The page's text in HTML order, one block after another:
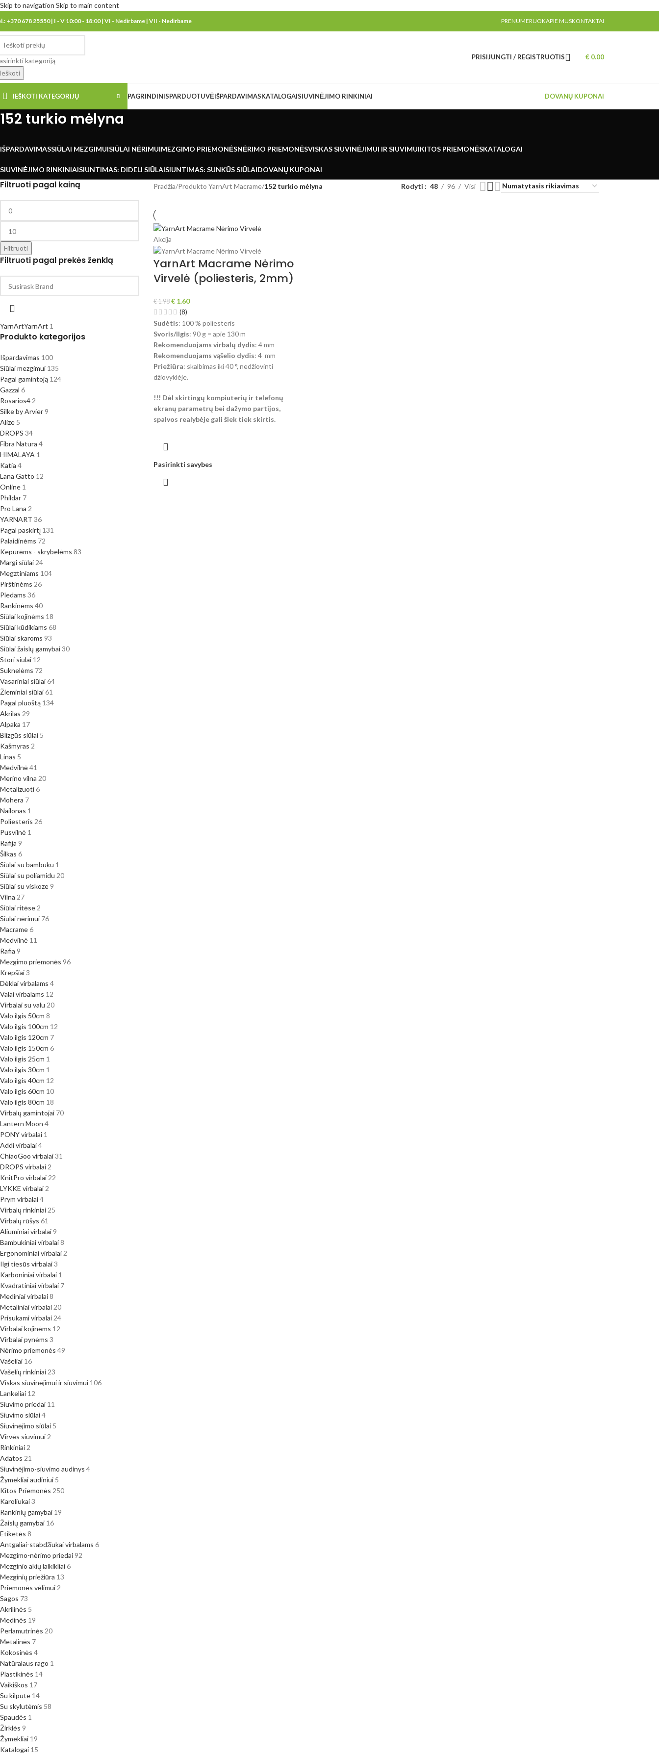
Skip to navigation Skip to main content
+370 678 25550 | I - V 10:00 - 18:00 | VI - Nedirbame | VII - Nedirbame PRENUMERUOKAPIE MUSKONTAKTAI
kategoriją
PRISIJUNGTI / REGISTRUOTIS € 0.00
IEŠKOTI KATEGORIJŲ PAGRINDINISPARDUOTUVĖIŠPARDAVIMASKATALOGAISIUVINĖJIMO RINKINIAI DOVANŲ KUPONAI
152 turkio mėlyna
IŠPARDAVIMASSIŪLAI MEZGIMUISIŪLAI NĖRIMUIMEZGIMO PRIEMONĖSNĖRIMO PRIEMONĖSVISKAS SIUVINĖJIMUI IR SIUVIMUIKITOS PRIEMONĖSKATALOGAI
SIUVINĖJIMO RINKINIAISIUNTIMAS: DIDELI SIŪLAISIUNTIMAS: SUNKŪS SIŪLAIDOVANŲ KUPONAI
Filtruoti pagal kainą
Filtruoti
Filtruoti pagal prekės ženklą
YarnArtYarnArt 1
Produkto kategorijos
Išpardavimas 100
Siūlai mezgimui 135
Pagal gamintoją 124
Gazzal 6
Rosarios4 2
Silke by Arvier 9
Alize 5
DROPS 34
Fibra Natura 4
HIMALAYA 1
Katia 4
Lana Gatto 12
Online 1
Phildar 7
Pro Lana 2
YARNART 36
Pagal paskirtį 131
Palaidinėms 72
Kepurėms - skrybelėms 83
Margi siūlai 24
Megztiniams 104
Pirštinėms 26
Pledams 36
Rankinėms 40
Siūlai kojinėms 18
Siūlai kūdikiams 68
Siūlai skaroms 93
Siūlai žaislų gamybai30
Stori siūlai 12
Suknelėms 72
Vasariniai siūlai64
Žieminiai siūlai61
Pagal pluoštą 134
Akrilas 29
Alpaka 17
Blizgūs siūlai 5
Kašmyras 2
Linas 5
Medvilnė41
Merino vilna 20
Metalizuoti6
Mohera 7
Nailonas 1
Poliesteris 26
Pusvilnė 1
Rafija 9
Šilkas 6
Siūlai su bambuku 1
Siūlai su poliamidu 20
Siūlai su viskoze 9
Vilna 27
Siūlai ritėse 2
Siūlai nėrimui 76
Macrame6
Medvilnė 11
Rafia 9
Mezgimo priemonės 96
Krepšiai3
Dėklai virbalams 4
Valai virbalams 12
Virbalai su valu 20
Valo ilgis 50cm 8
Valo ilgis 100cm 12
Valo ilgis 120cm 7
Valo ilgis 150cm 6
Valo ilgis 25cm 1
Valo ilgis 30cm 1
Valo ilgis 40cm 12
Valo ilgis 60cm 10
Valo ilgis 80cm 18
Virbalų gamintojai 70
Lantern Moon 4
PONY virbalai 1
Addi virbalai4
ChiaoGoo virbalai31
DROPS virbalai 2
KnitPro virbalai 22
LYKKE virbalai 2
Prym virbalai4
Virbalų rinkiniai 25
Virbalų rūšys 61
Aliuminiai virbalai 9
Bambukiniai virbalai8
Ergonominiai virbalai 2
Ilgi tiesūs virbalai3
Karboniniai virbalai 1
Kvadratiniai virbalai 7
Mediniai virbalai8
Metaliniai virbalai 20
Prisukami virbalai 24
Virbalai kojinėms 12
Virbalai pynėms 3
Nėrimo priemonės 49
Vašeliai 16
Vašelių rinkiniai 23
Viskas siuvinėjimui ir siuvimui 106
Lankeliai 12
Siuvimo priedai 11
Siuvimo siūlai4
Siuvinėjimo siūlai 5
Virvės siuvimui 2
Rinkiniai 2
Adatos 21
Siuvinėjimo-siuvimo audinys 4
Žymekliai audiniui 5
Kitos Priemonės 250
Karoliukai3
Rankinių gamybai 19
Žaislų gamybai 16
Etiketės 8
Antgaliai-stabdžiukai virbalams 6
Mezgimo-nėrimo priedai 92
Mezginio akių laikikliai6
Mezginių priežiūra 13
Priemonės vėlimui 2
Sagos 73
Akrilinės 5
Medinės 19
Perlamutrinės 20
Metalinės 7
Kokosinės 4
Natūralaus rago 1
Plastikinės 14
Vaikiškos 17
Su kilpute 14
Su skylutėmis 58
Spaudės 1
Žirklės 9
Žymekliai 19
Katalogai 15
Pradžia/Produkto YarnArt Macrame/152 turkio mėlyna Rodyti 48 96 Visi
Akcija
YarnArt Macrame Nėrimo
Virvelė (poliesteris, 2mm)
€1.98 €1.60
(8)
Sudėtis: 100 % poliesteris
Svoris/Ilgis: 90 g = apie 130 m
Rekomenduojams virbalų dydis: 4 mm
Rekomenduojams vąšelio dydis: 4 mm
Priežiūra: skalbimas iki 40 °, nedžiovinti
džiovyklėje.
!!! Dėl skirtingų kompiuterių ir telefonų
ekranų parametrų bei dažymo partijos,
spalvos realybėje gali šiek tiek skirtis.
Pasirinkti savybes